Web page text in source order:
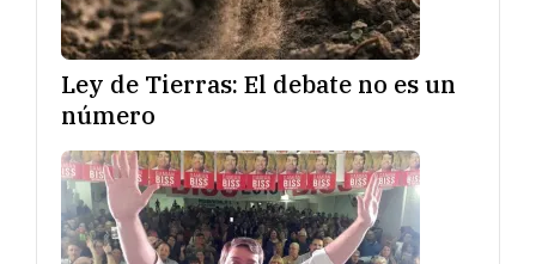
Ley de Tierras: El debate no es un
número